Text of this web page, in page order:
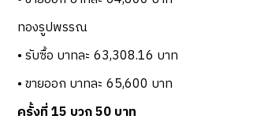
ทองรูปพรรณ
• รับซื้อ บาทละ 63,308.16 บาท
• ขายออก บาทละ 65,600 บาท
ครั้งที่ 15 บวก 50 บาท